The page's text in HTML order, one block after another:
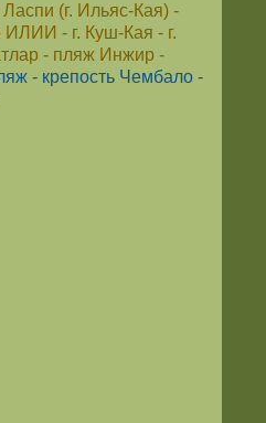
Ласпи (г. Ильяс-Кая) -
- г. Куш-Кая - г.
- пляж Инжир -
- крепость Чембало -